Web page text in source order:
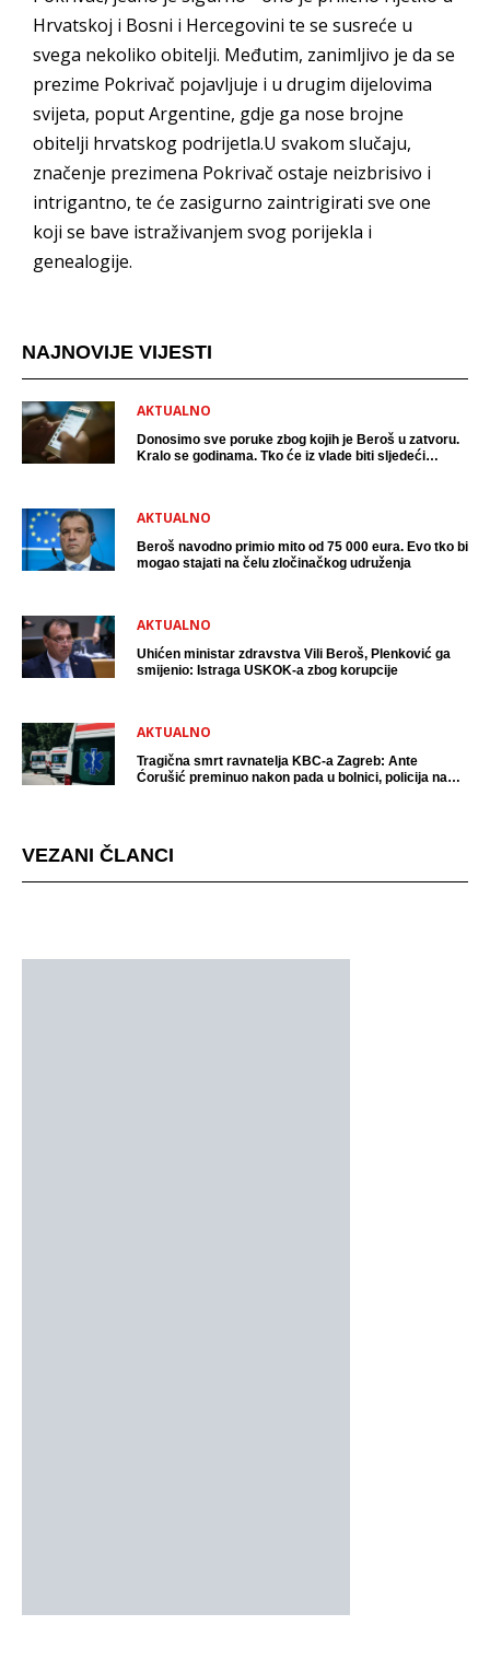
Hrvatskoj i Bosni i Hercegovini te se susreće u
svega nekoliko obitelji. Međutim, zanimljivo je da se
prezime Pokrivač pojavljuje i u drugim dijelovima
svijeta, poput Argentine, gdje ga nose brojne
obitelji hrvatskog podrijetla.U svakom slučaju,
značenje prezimena Pokrivač ostaje neizbrisivo i
intrigantno, te će zasigurno zaintrigirati sve one
koji se bave istraživanjem svog porijekla i
genealogije.
NAJNOVIJE VIJESTI
AKTUALNO
Donosimo sve poruke zbog kojih je Beroš u zatvoru.
Kralo se godinama. Tko će iz vlade biti sljedeći
AKTUALNO
Beroš navodno primio mito od 75 000 eura. Evo tko bi
mogao stajati na čelu zločinačkog udruženja
AKTUALNO
Uhićen ministar zdravstva Vili Beroš, Plenković ga
smijenio: Istraga USKOK-a zbog korupcije
AKTUALNO
Tragična smrt ravnatelja KBC-a Zagreb: Ante
Ćorušić preminuo nakon pada u bolnici, policija na
VEZANI ČLANCI